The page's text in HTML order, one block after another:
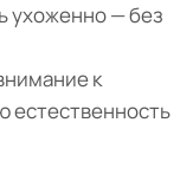
ухоженно — без
к
естественность